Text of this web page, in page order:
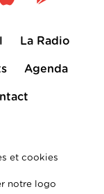
La Radio
Agenda
et cookies
notre logo